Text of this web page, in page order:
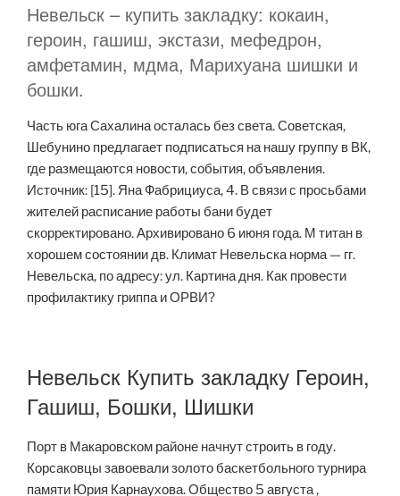
Невельск – купить закладку: кокаин,
героин, гашиш, экстази, мефедрон,
амфетамин, мдма, Марихуана шишки и
бошки.
Часть юга Сахалина осталась без света. Советская,
Шебунино предлагает подписаться на нашу группу в ВК,
где размещаются новости, события, объявления.
Источник: [15]. Яна Фабрициуса, 4. В связи с просьбами
жителей расписание работы бани будет
скорректировано. Архивировано 6 июня года. М титан в
хорошем состоянии дв. Климат Невельска норма — гг.
Невельска, по адресу: ул. Картина дня. Как провести
профилактику гриппа и ОРВИ?
Невельск Купить закладку Героин,
Гашиш, Бошки, Шишки
Порт в Макаровском районе начнут строить в году.
Корсаковцы завоевали золото баскетбольного турнира
памяти Юрия Карнаухова. Общество 5 августа ,